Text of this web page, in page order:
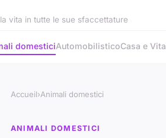
vita in tutte le sue sfaccettature
domesticiAutomobilisticoCasa e Vita
Accueil›Animali domestici
ANIMALI DOMESTICI